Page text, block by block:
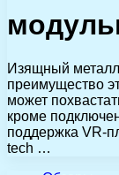
Изящный
преимущество
может
кроме
поддержка VR-
tech …